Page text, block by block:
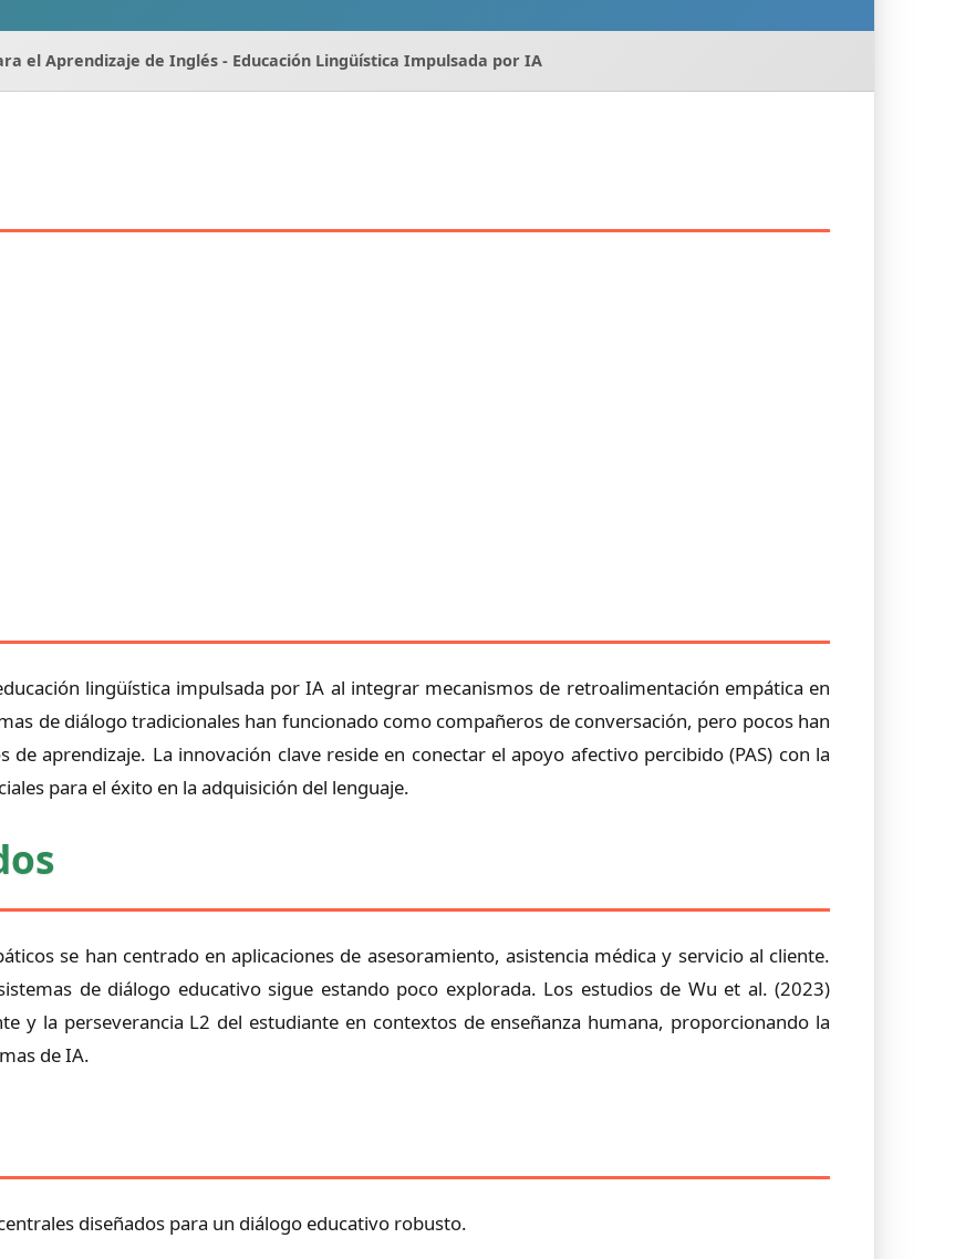
el Aprendizaje de Inglés - Educación Lingüística Impulsada por IA
lingüística impulsada por IA al integrar mecanismos de retroalimentación empática en
de diálogo tradicionales han funcionado como compañeros de conversación, pero pocos han
aprendizaje. La innovación clave reside en conectar el apoyo afectivo percibido (PAS) con la
para el éxito en la adquisición del lenguaje.
se han centrado en aplicaciones de asesoramiento, asistencia médica y servicio al cliente.
de diálogo educativo sigue estando poco explorada. Los estudios de Wu et al. (2023)
y la perseverancia L2 del estudiante en contextos de enseñanza humana, proporcionando la
de IA.
diseñados para un diálogo educativo robusto.